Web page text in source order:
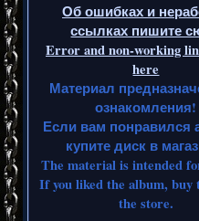
Об ошибках и
ссылках пишите
Error and non-working
here
Материал
ознакомления!
Если вам понравился
купите диск в
The material is intended
If you liked the album, buy
the store.